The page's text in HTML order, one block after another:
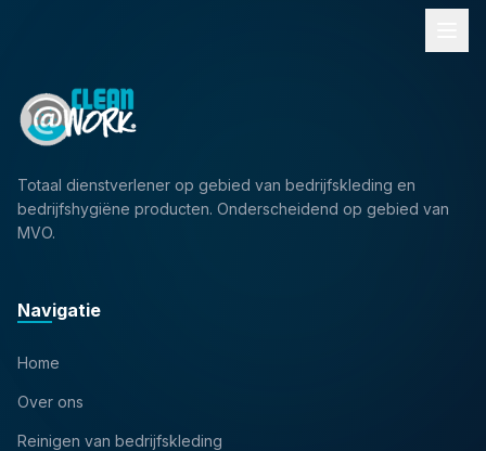
Totaal dienstverlener op gebied van bedrijfskleding en
bedrijfshygiëne producten. Onderscheidend op gebied van
MVO.
Navigatie
Home
Over ons
Reinigen van bedrijfskleding